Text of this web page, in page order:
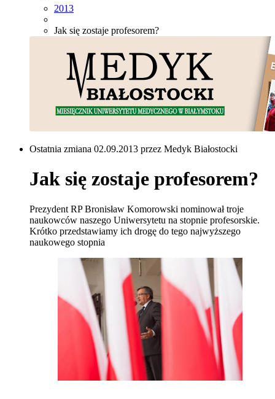
2013
Jak się zostaje profesorem?
Ostatnia zmiana 02.09.2013 przez Medyk Białostocki
Jak się zostaje profesorem?
Prezydent RP Bronisław Komorowski nominował troje
naukowców naszego Uniwersytetu na stopnie profesorskie.
Krótko przedstawiamy ich drogę do tego najwyższego
naukowego stopnia